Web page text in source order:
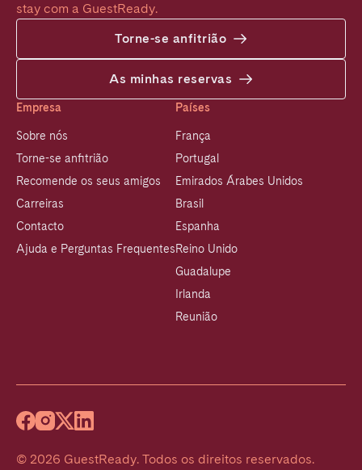
stay com a GuestReady.
Torne-se anfitrião
As minhas reservas
Empresa
Sobre nós
Torne-se anfitrião
Recomende os seus amigos
Carreiras
Contacto
Ajuda e Perguntas Frequentes
Países
França
Portugal
Emirados Árabes Unidos
Brasil
Espanha
Reino Unido
Guadalupe
Irlanda
Reunião
© 2026 GuestReady. Todos os direitos reservados.